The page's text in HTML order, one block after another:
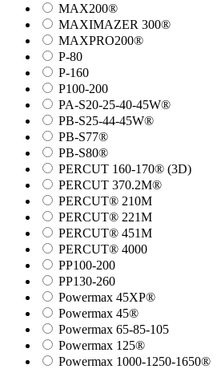
MAX200®
MAXIMAZER 300®
MAXPRO200®
P-80
P-160
P100-200
PA-S20-25-40-45W®
PB-S25-44-45W®
PB-S77®
PB-S80®
PERCUT 160-170® (3D)
PERCUT 370.2M®
PERCUT® 210M
PERCUT® 221M
PERCUT® 451M
PERCUT® 4000
PP100-200
PP130-260
Powermax 45XP®
Powermax 45®
Powermax 65-85-105
Powermax 125®
Powermax 1000-1250-1650®